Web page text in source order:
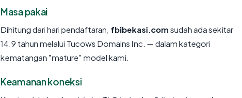
Masa pakai
Dihitung dari hari pendaftaran, fbibekasi.comsudah ada sekitar
14.9 tahun melalui Tucows Domains Inc. — dalam kategori
kematangan "mature" model kami.
Keamanan koneksi